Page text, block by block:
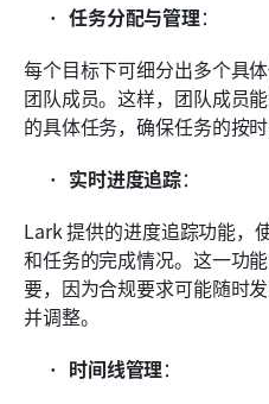
任务分配与管理：
每个目标下可细分出多个具
团队成员。这样，团队成员
的具体任务，确保任务的按时
实时进度追踪：
Lark 提供的进度追踪功能，
和任务的完成情况。这一功
要，因为合规要求可能随时
并调整。
时间线管理：